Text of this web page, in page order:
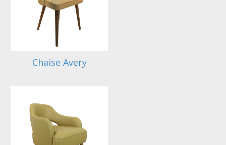
Chaise Avery